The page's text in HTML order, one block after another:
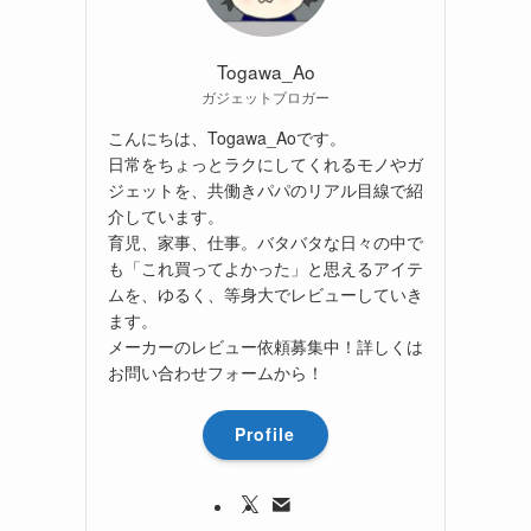
Togawa_Ao
ガジェットブロガー
こんにちは、Togawa_Aoです。
日常をちょっとラクにしてくれるモノやガ
ジェットを、共働きパパのリアル目線で紹
介しています。
育児、家事、仕事。バタバタな日々の中で
も「これ買ってよかった」と思えるアイテ
ムを、ゆるく、等身大でレビューしていき
ます。
メーカーのレビュー依頼募集中！詳しくは
お問い合わせフォームから！
Profile